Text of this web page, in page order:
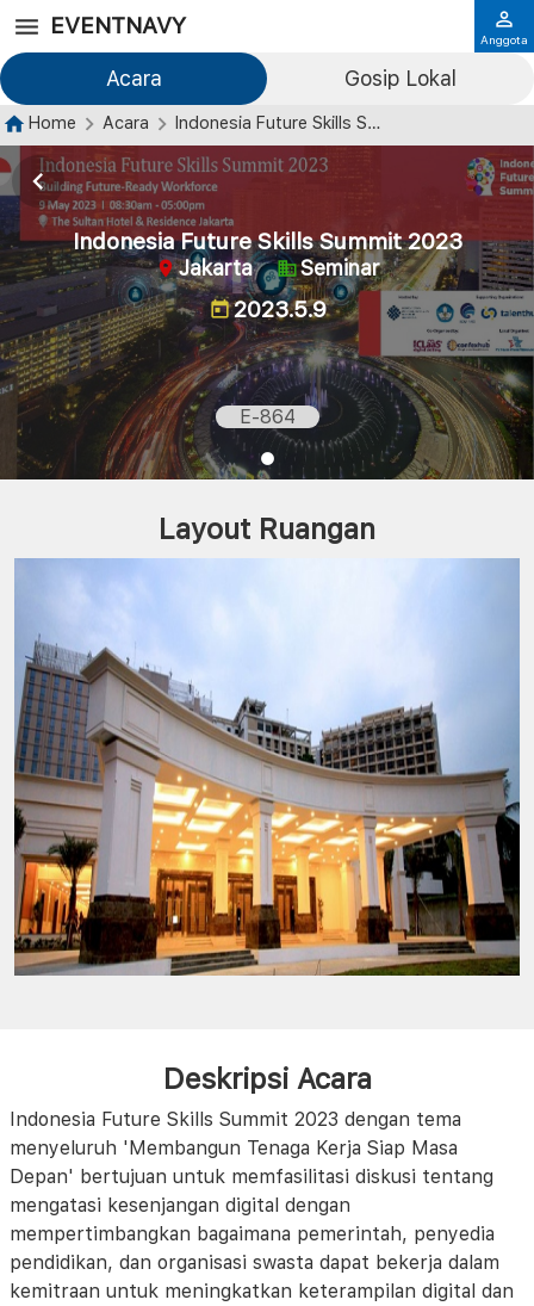
EVENTNAVY
Acara Gosip Lokal
Anggota
Home Acara Indonesia Future Skills Summit 2023
Indonesia Future Skills Summit 2023
Jakarta Seminar
2023.5.9
E-864
Layout Ruangan
Deskripsi Acara
Indonesia Future Skills Summit 2023 dengan tema
menyeluruh 'Membangun Tenaga Kerja Siap Masa
Depan' bertujuan untuk memfasilitasi diskusi tentang
mengatasi kesenjangan digital dengan
mempertimbangkan bagaimana pemerintah, penyedia
pendidikan, dan organisasi swasta dapat bekerja dalam
kemitraan untuk meningkatkan keterampilan digital dan